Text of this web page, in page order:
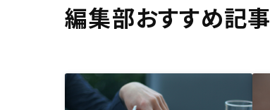
編集部おすすめ記事